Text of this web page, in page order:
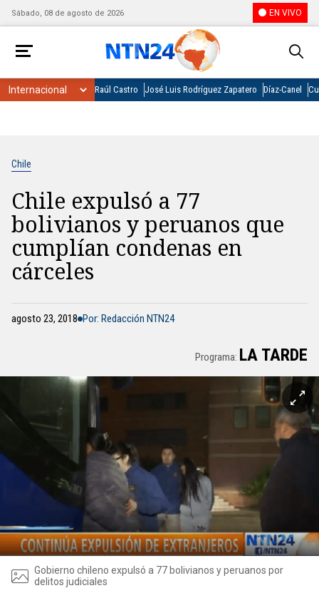
Sábado, 08 de agosto de 2026 EN VIVO
Raúl Castro José Luis Rodríguez Zapatero Díaz-Canel
Chile
Chile expulsó a 77
bolivianos y peruanos que
cumplían condenas en
cárceles
agosto 23, 2018 Por: Redacción NTN24
Programa: LA TARDE
Gobierno chileno expulsó a 77 bolivianos y peruanos por
delitos judiciales